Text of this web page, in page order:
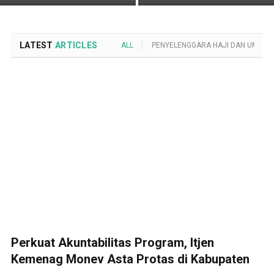
LATEST ARTICLES ALL PENYELENGGARA HAJI DAN UMROH
Perkuat Akuntabilitas Program, Itjen
Kemenag Monev Asta Protas di Kabupaten